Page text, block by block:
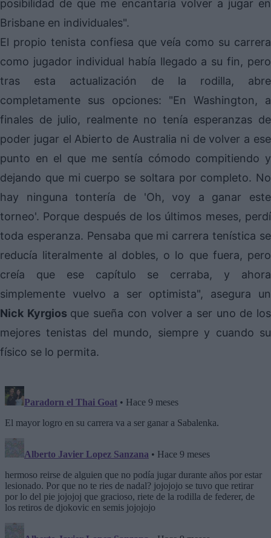
posibilidad de que me encantaría volver a jugar en
Brisbane en individuales".
El propio tenista confiesa que veía como su carrera
como jugador individual había llegado a su fin, pero
tras esta actualización de la rodilla, abre
completamente sus opciones: "En Washington, a
finales de julio, realmente no tenía esperanzas de
poder jugar el Abierto de Australia ni de volver a ese
punto en el que me sentía cómodo compitiendo y
dejando que mi cuerpo se soltara por completo. No
hay ninguna tontería de 'Oh, voy a ganar este
torneo'. Porque después de los últimos meses, perdí
toda esperanza. Pensaba que mi carrera tenística se
reducía literalmente al dobles, o lo que fuera, pero
creía que ese capítulo se cerraba, y ahora
simplemente vuelvo a ser optimista", asegura un
Nick Kyrgios que sueña con volver a ser uno de los
mejores tenistas del mundo, siempre y cuando su
físico se lo permita.